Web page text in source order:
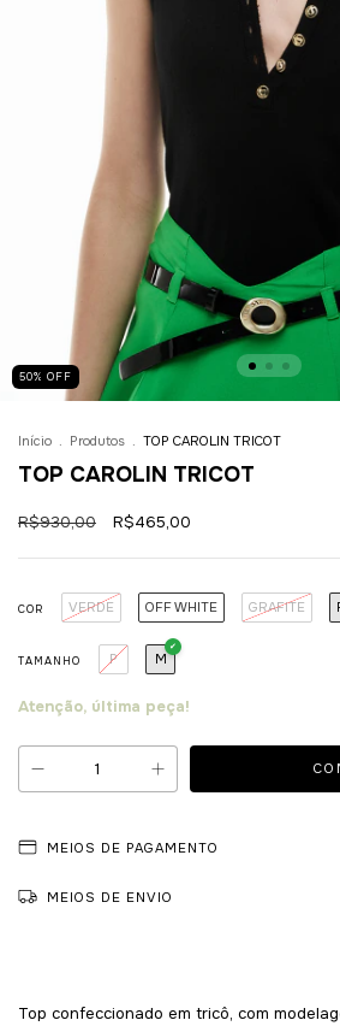
50% OFF
Início . Produtos . TOP CAROLIN TRICOT
TOP CAROLIN TRICOT
R$930,00 R$465,00
COR VERDE OFF WHITE GRAFITE
TAMANHO P M
Atenção, última peça!
MEIOS DE PAGAMENTO
MEIOS DE ENVIO
Top confeccionado em tricô, com